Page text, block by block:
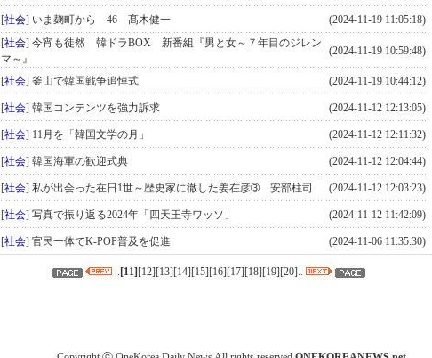
[社会] いま麹町から 46 髙木健一
(2024-11-19 11:05:18)
[社会] 今宵も徒然 韓ドラBOX 新番組『男と女～７年目のジレン
マ～』
(2024-11-19 10:59:48)
[社会] 釜山で韓国戦争追悼式 (2024-11-19 10:44:12)
[社会] 韓国コンテンツを強力訴求 (2024-11-12 12:13:05)
[社会] 11月を「韓国文学の月」 (2024-11-12 12:11:32)
[社会] 韓国海軍の歓迎式典 (2024-11-12 12:04:44)
[社会] 私が出会った在日1世～歴史家に徹した姜在彦➂ 安部柱司 (2024-11-12 12:03:23)
[社会] 写真で振り返る2024年「四天王寺ワッソ」 (2024-11-12 11:42:09)
[社会] 官民一体でK-POP普及を促進 (2024-11-06 11:35:30)
.. [11] [12][13][14][15][16][17][18][19][20]..